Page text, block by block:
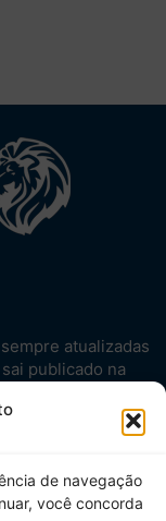
de navegação
você concorda
atualizadas
publicado na